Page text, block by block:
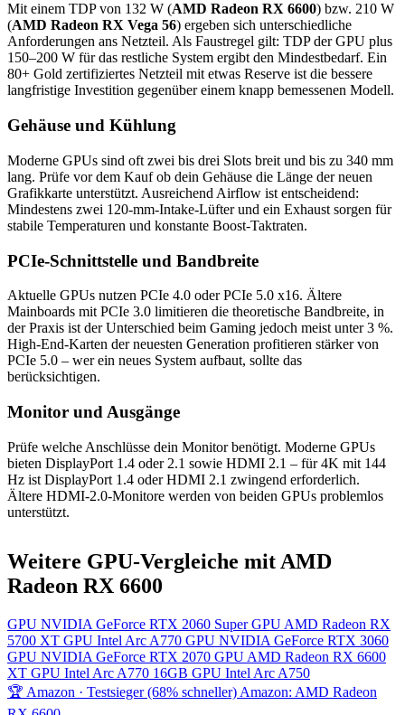
Mit einem TDP von 132 W (AMD Radeon RX 6600) bzw. 210 W
(AMD Radeon RX Vega 56) ergeben sich unterschiedliche
Anforderungen ans Netzteil. Als Faustregel gilt: TDP der GPU plus
150–200 W für das restliche System ergibt den Mindestbedarf. Ein
80+ Gold zertifiziertes Netzteil mit etwas Reserve ist die bessere
langfristige Investition gegenüber einem knapp bemessenen Modell.
Gehäuse und Kühlung
Moderne GPUs sind oft zwei bis drei Slots breit und bis zu 340 mm
lang. Prüfe vor dem Kauf ob dein Gehäuse die Länge der neuen
Grafikkarte unterstützt. Ausreichend Airflow ist entscheidend:
Mindestens zwei 120-mm-Intake-Lüfter und ein Exhaust sorgen für
stabile Temperaturen und konstante Boost-Taktraten.
PCIe-Schnittstelle und Bandbreite
Aktuelle GPUs nutzen PCIe 4.0 oder PCIe 5.0 x16. Ältere
Mainboards mit PCIe 3.0 limitieren die theoretische Bandbreite, in
der Praxis ist der Unterschied beim Gaming jedoch meist unter 3 %.
High-End-Karten der neuesten Generation profitieren stärker von
PCIe 5.0 – wer ein neues System aufbaut, sollte das
berücksichtigen.
Monitor und Ausgänge
Prüfe welche Anschlüsse dein Monitor benötigt. Moderne GPUs
bieten DisplayPort 1.4 oder 2.1 sowie HDMI 2.1 – für 4K mit 144
Hz ist DisplayPort 1.4 oder HDMI 2.1 zwingend erforderlich.
Ältere HDMI-2.0-Monitore werden von beiden GPUs problemlos
unterstützt.
Weitere GPU-Vergleiche mit AMD
Radeon RX 6600
GPU NVIDIA GeForce RTX 2060 Super GPU AMD Radeon RX
5700 XT GPU Intel Arc A770 GPU NVIDIA GeForce RTX 3060
GPU NVIDIA GeForce RTX 2070 GPU AMD Radeon RX 6600
XT GPU Intel Arc A770 16GB GPU Intel Arc A750
🏆 Amazon · Testsieger (68% schneller) Amazon: AMD Radeon